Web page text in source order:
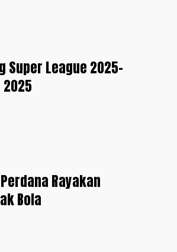
Super League 2025-
Rayakan
Bola